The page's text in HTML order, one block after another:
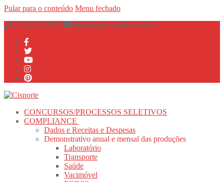
Pular para o conteúdo Menu fechado
(38)3231-2979
diretoria@cisnorte.com.br
CONCURSOS/PROCESSOS SELETIVOS
COMPLIANCE
Dados e Receitas e Despesas
Demonstrativo anual e mensal das produções
Laboratório
Transporte
Saúde
Vacimóvel